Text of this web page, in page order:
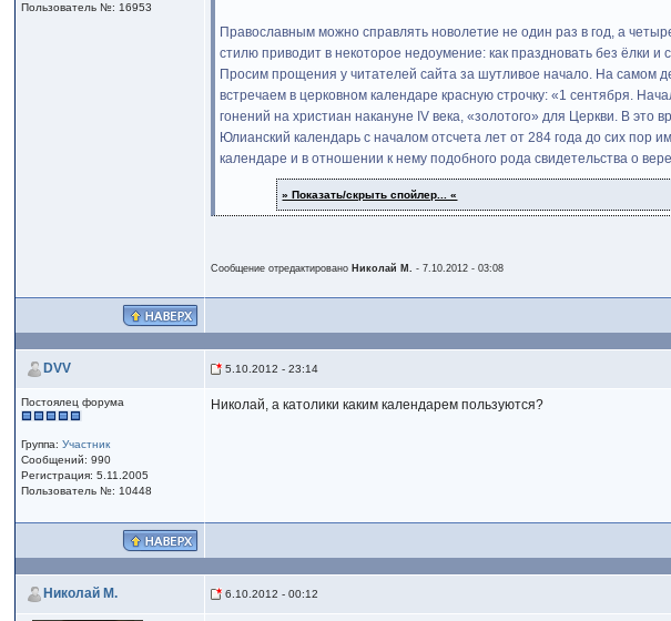
Пользователь №: 16953
Православным можно справлять новолетие не один раз в год, а
стилю приводит в некоторое недоумение: как праздновать без ёлки
Просим прощения у читателей сайта за шутливое начало. На самом
встречаем в церковном календаре красную строчку: «1 сентября.
гонений на христиан накануне IV века, «золотого» для Церкви. В
Юлианский календарь с началом отсчета лет от 284 года до сих пор
календаре и в отношении к нему подобного рода свидетельства о
» Показать/скрыть спойлер... «
Сообщение отредактировано Николай М. - 7.10.2012 - 03:08
DVV 5.10.2012 - 23:14
Постоялец форума
Группа:Участник
Сообщений: 990
Регистрация: 5.11.2005
Пользователь №: 10448
Николай, а католики каким календарем пользуются?
Николай М. 6.10.2012 - 00:12